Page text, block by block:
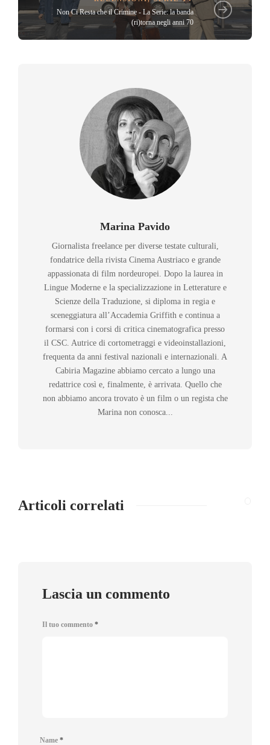
Non Ci Resta che il Crimine - La Serie: la banda
(ri)torna negli anni 70
Marina Pavido
Giornalista freelance per diverse testate culturali,
fondatrice della rivista Cinema Austriaco e grande
appassionata di film nordeuropei. Dopo la laurea in
Lingue Moderne e la specializzazione in Letterature e
Scienze della Traduzione, si diploma in regia e
sceneggiatura all’Accademia Griffith e continua a
formarsi con i corsi di critica cinematografica presso
il CSC. Autrice di cortometraggi e videoinstallazioni,
frequenta da anni festival nazionali e internazionali. A
Cabiria Magazine abbiamo cercato a lungo una
redattrice così e, finalmente, è arrivata. Quello che
non abbiamo ancora trovato è un film o un regista che
Marina non conosca...
Articoli correlati
Lascia un commento
Il tuo commento *
Name *